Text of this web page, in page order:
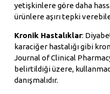
yetişkinlere göre daha
ürünlere aşırı tepki
Kronik Hastalıklar:
karaciğer hastalığı gibi
Journal of Clinical
belirtildiği üzere,
danışmalıdır.